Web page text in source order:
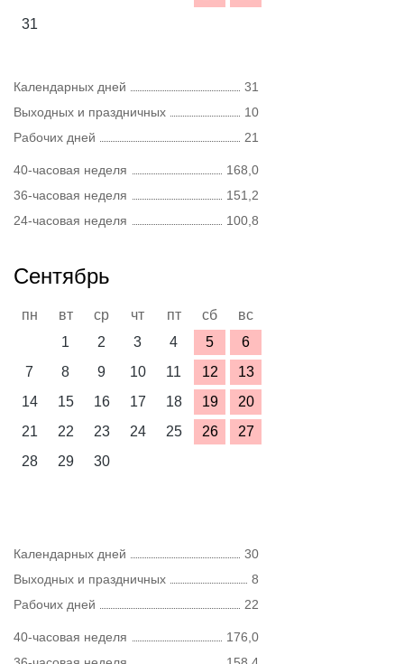
31
Календарных дней
31
Выходных и праздничных
10
Рабочих дней
21
40-часовая неделя
168,0
36-часовая неделя
151,2
24-часовая неделя
100,8
Сентябрь
пн вт ср чт пт сб
вс
1
2 3 4 5
6
7
8 9 10 11 12
13
14
15 16 17 18 19
20
21
22 23 24 25 26
27
28
29 30
Календарных дней
30
Выходных и праздничных
8
Рабочих дней
22
40-часовая неделя
176,0